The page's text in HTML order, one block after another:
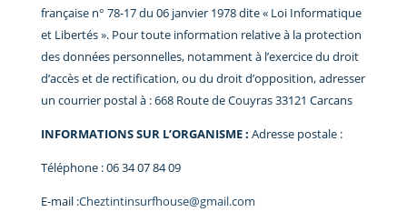
française n° 78-17 du 06 janvier 1978 dite « Loi Informatique
et Libertés ». Pour toute information relative à la protection
des données personnelles, notamment à l’exercice du droit
d’accès et de rectification, ou du droit d’opposition, adresser
un courrier postal à : 668 Route de Couyras 33121 Carcans
INFORMATIONS SUR L’ORGANISME : Adresse postale :
Téléphone : 06 34 07 84 09
E-mail :Cheztintinsurfhouse@gmail.com